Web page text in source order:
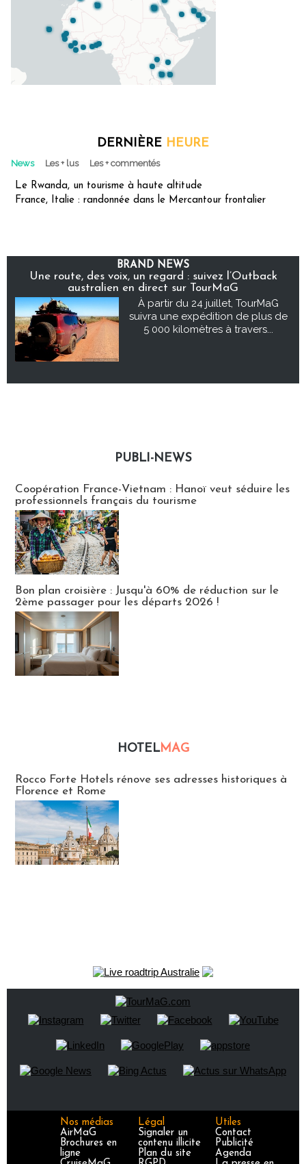
DERNIÈRE HEURE
News Les + lus Les + commentés
Le Rwanda, un tourisme à haute altitude
France, Italie : randonnée dans le Mercantour frontalier
BRAND NEWS
Une route, des voix, un regard : suivez l’Outback
australien en direct sur TourMaG
À partir du 24 juillet, TourMaG
suivra une expédition de plus de
5 000 kilomètres à travers...
PUBLI-NEWS
Coopération France-Vietnam : Hanoï veut séduire les
professionnels français du tourisme
Bon plan croisière : Jusqu'à 60% de réduction sur le
2ème passager pour les départs 2026 !
HOTELMAG
Rocco Forte Hotels rénove ses adresses historiques à
Florence et Rome
Nos médias
AirMaG
Brochures en
ligne
Légal
Signaler un
contenu illicite
Plan du site
Utiles
Contact
Publicité
Agenda